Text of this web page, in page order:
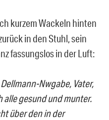
kurzem Wackeln hinten
in den Stuhl, sein
fassungslos in der Luft:
Nwgabe, Vater,
gesund und munter.
über den in der